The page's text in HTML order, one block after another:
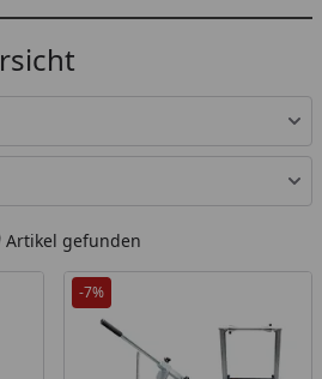
Artikel gefunden
-7%